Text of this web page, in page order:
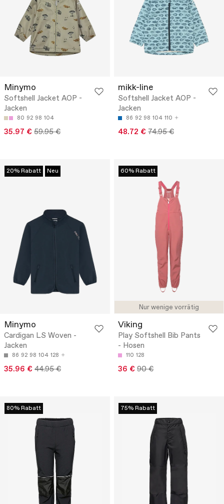
Minymo
Softshell Jacket AOP -
Jacken
80 92 98 104
35.97 € 59.95 €
mikk-line
Softshell Jacket AOP -
Jacken
86 92 98 104 110
48.72 € 74.95 €
20% Rabatt Neu
Minymo
Cardigan LS Woven -
Jacken
86 92 98 104 128
35.96 € 44.95 €
Nur wenige vorrätig
60% Rabatt
Viking
Play Softshell Bib Pants
- Hosen
110 128
36 € 90 €
80% Rabatt 75% Rabatt